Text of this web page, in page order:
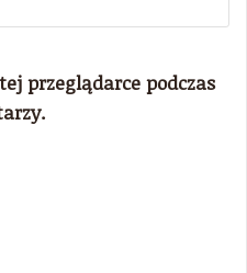
przeglądarce podczas